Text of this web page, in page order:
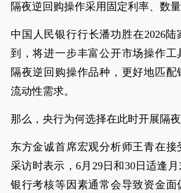
隔夜逆回购操作采用固定利率、数量
中国人民银行行长潘功胜在2026
到，将进一步丰富公开市场操作工
隔夜逆回购操作品种，更好地匹配
流动性需求。
那么，央行为何选择在此时开展隔
东方金诚首席宏观分析师王青在接
采访时表示，6月29日和30日适逢月
银行考核等因素通常会导致资金面